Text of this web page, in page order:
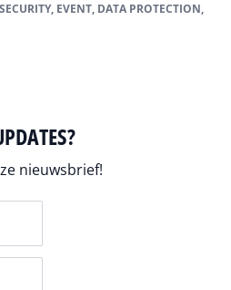
EVENT, DATA PROTECTION,
nieuwsbrief!